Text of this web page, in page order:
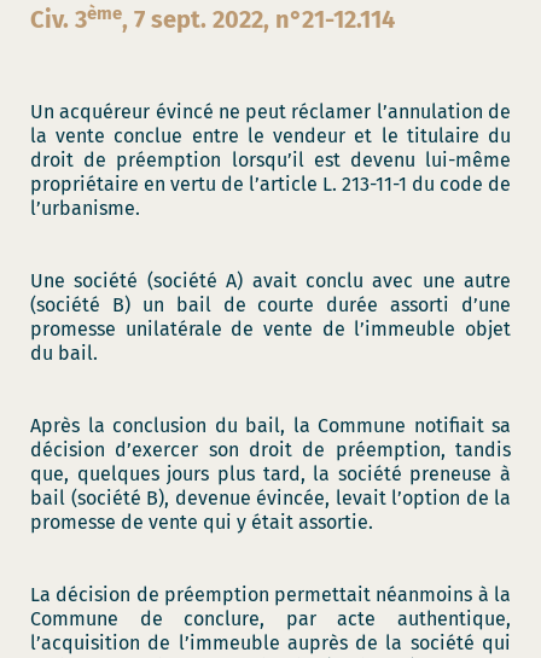
Civ. 3ème, 7 sept. 2022, n°21-12.114
Un acquéreur évincé ne peut réclamer l’annulation de
la vente conclue entre le vendeur et le titulaire du
droit de préemption lorsqu’il est devenu lui-même
propriétaire en vertu de l’article L. 213-11-1 du code de
l’urbanisme.
Une société (société A) avait conclu avec une autre
(société B) un bail de courte durée assorti d’une
promesse unilatérale de vente de l’immeuble objet
du bail.
Après la conclusion du bail, la Commune notifiait sa
décision d’exercer son droit de préemption, tandis
que, quelques jours plus tard, la société preneuse à
bail (société B), devenue évincée, levait l’option de la
promesse de vente qui y était assortie.
La décision de préemption permettait néanmoins à la
Commune de conclure, par acte authentique,
l’acquisition de l’immeuble auprès de la société qui